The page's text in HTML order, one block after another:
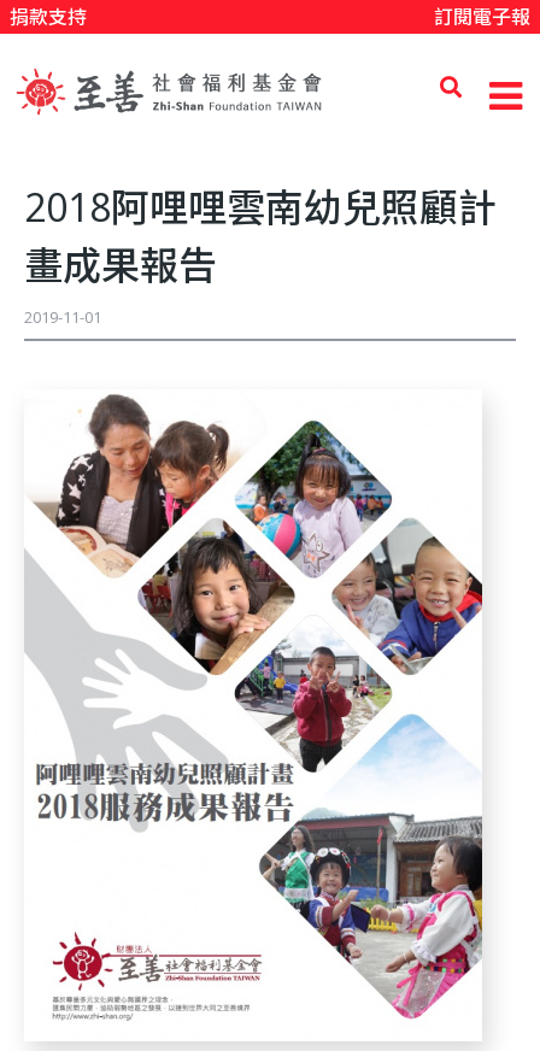
主
捐款支持 訂閱電子報
至
善
社
福
利
基
金
會
2018阿哩哩雲南幼兒照顧計
畫成果報告
2019-11-01